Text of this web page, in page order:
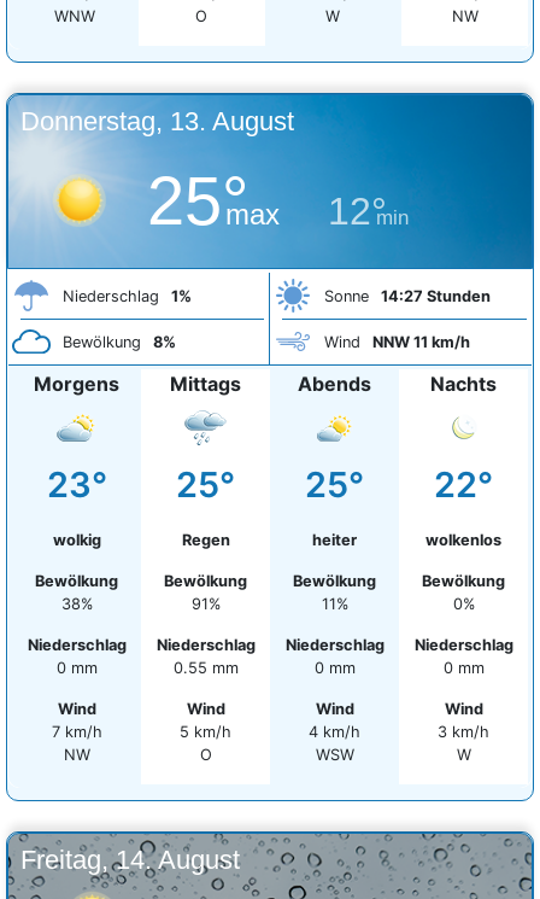
WNW
O
W
NW
Donnerstag, 13. August
25°
max 12°
min
Niederschlag 1%
Bewölkung 8%
Sonne 14:27 Stunden
Wind NNW 11 km/h
Morgens
23°
wolkig
Bewölkung
38%
Niederschlag
0 mm
Wind
7 km/h
NW
Mittags
25°
Regen
Bewölkung
91%
Niederschlag
0.55 mm
Wind
5 km/h
O
Abends
25°
heiter
Bewölkung
11%
Niederschlag
0 mm
Wind
4 km/h
WSW
Nachts
22°
wolkenlos
Bewölkung
0%
Niederschlag
0 mm
Wind
3 km/h
W
Freitag, 14. August